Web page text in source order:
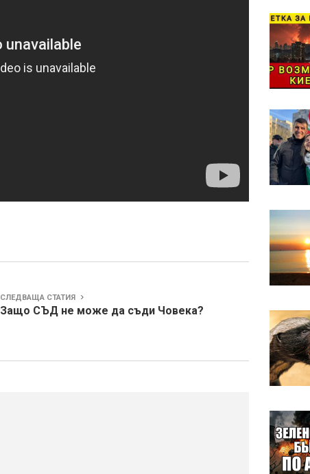
СЛЕДВАЩА СТАТИЯ
Защо СЪД не може да съди Човека?